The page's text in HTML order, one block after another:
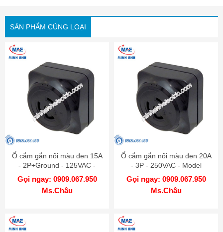
SẢN PHẨM CÙNG LOẠI
Ổ cắm gắn nổi màu đen 15A
- 2P+Ground - 125VAC -
Model WK2315K
Gọi ngay: 0909.067.950
Ms.Châu
Ổ cắm gắn nổi màu đen 20A
- 3P - 250VAC - Model
WK2320K
Gọi ngay: 0909.067.950
Ms.Châu